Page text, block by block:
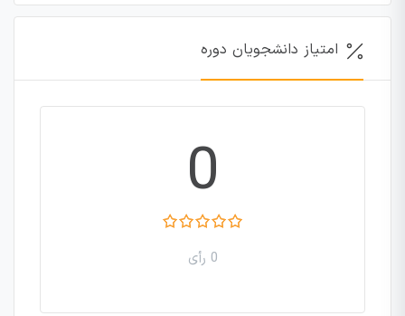
امتیاز دانشجویان دوره
0
0 رأی